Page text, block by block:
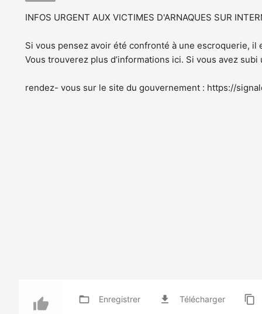
INFOS URGENT AUX VICTIMES D'ARNAQUES SUR
Si vous pensez avoir été confronté à une escroquerie,
Vous trouverez plus d’informations ici. Si vous avez
rendez- vous sur le site du gouvernement : https://
thumb_up folder_open Enregistrer file_download Télécharger content_copy